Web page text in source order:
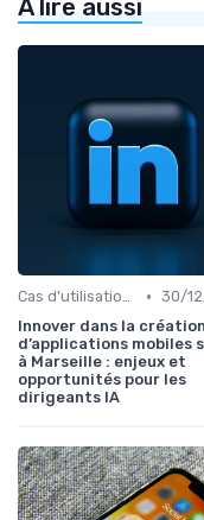
À lire aussi
Cas d'utilisation IA Business • 30/
Innover dans la création
d’applications mobiles
à Marseille : enjeux et
opportunités pour les
dirigeants IA